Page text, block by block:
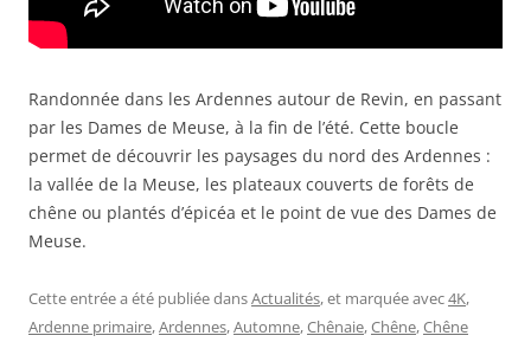
Randonnée dans les Ardennes autour de Revin, en passant
par les Dames de Meuse, à la fin de l’été. Cette boucle
permet de découvrir les paysages du nord des Ardennes :
la vallée de la Meuse, les plateaux couverts de forêts de
chêne ou plantés d’épicéa et le point de vue des Dames de
Meuse.
Cette entrée a été publiée dansActualités, et marquée avec4K,
Ardenne primaire,Ardennes,Automne,Chênaie,Chêne,Chêne